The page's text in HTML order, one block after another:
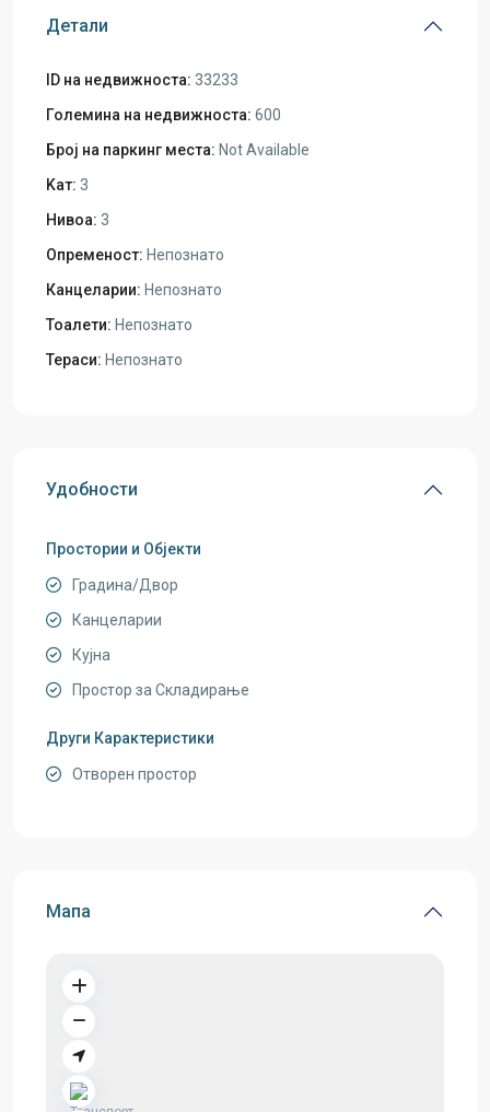
Детали
ID на недвижноста: 33233
Големина на недвижноста: 600
Број на паркинг места: Not Available
Kат: 3
Нивоа: 3
Опременост: Непознато
Канцеларии: Непознато
Тоалети: Непознато
Тераси: Непознато
Удобности
Простории и Објекти
Градина/Двор
Канцеларии
Кујна
Простор за Складирање
Други Карактеристики
Отворен простор
Мапа